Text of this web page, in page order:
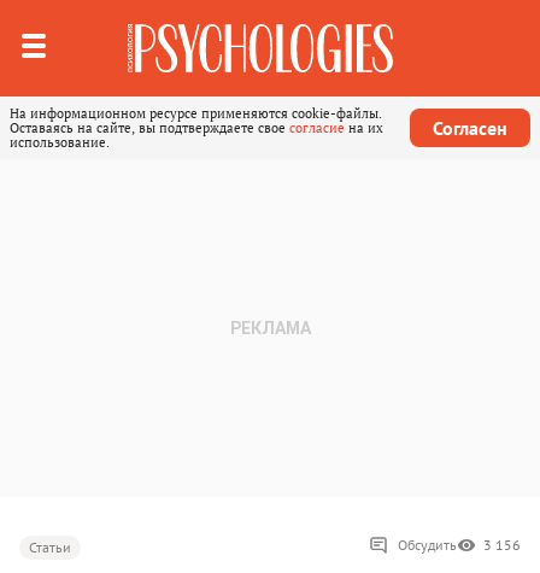
На информационном ресурсе применяются cookie-файлы.
Оставаясь на сайте, вы подтверждаете свое согласие на их
использование.
Согласен
Статьи Обсудить 3 156